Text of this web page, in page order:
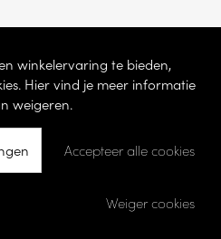
BE 0865 787 950 –
winkelervaring te bieden,
Hier vind je meer informatie
weigeren.
Accepteer alle cookies
Weiger cookies